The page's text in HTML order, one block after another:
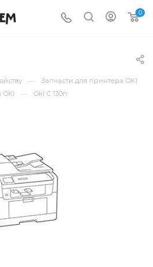
0
— Запчасти для принтера OKI
OKI — Oki C 130n